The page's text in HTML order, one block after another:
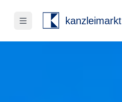
kanzleimarkt